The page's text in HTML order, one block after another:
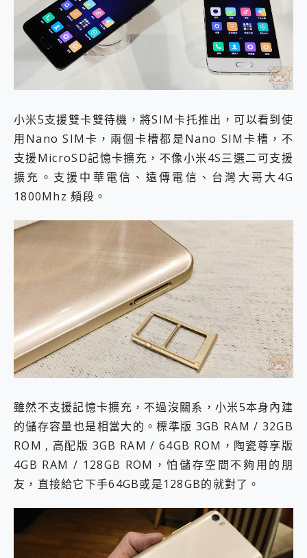
小米5支援雙卡雙待機，將SIM卡托推出，可以看到使
用Nano SIM卡，兩個卡槽都是Nano SIM卡槽，不
支援MicroSD記憶卡擴充，不像小米4S三選二可支援
擴充。支援中華電信、遠傳電信、台灣大哥大4G
1800Mhz 頻段。
雖然不支援記憶卡擴充，不過沒關系，小米5本身內建
的儲存容量也是相當大的。標準版 3GB RAM / 32GB
ROM , 高配版 3GB RAM / 64GB ROM，陶瓷尊享版
4GB RAM / 128GB ROM，怕儲存空間不夠用的朋
友，直接給它下手64GB或是128GB的就對了。